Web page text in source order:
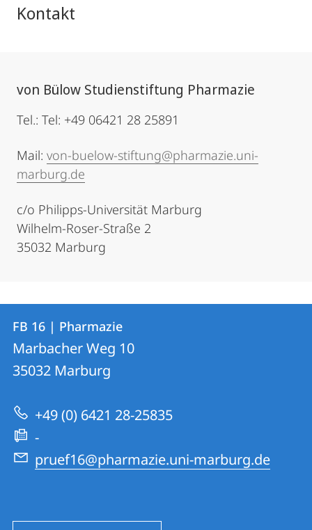
Kontakt
von Bülow Studienstiftung Pharmazie
Tel.: Tel: +49 06421 28 25891
Mail: von-buelow-stiftung@pharmazie.uni-
marburg.de
c/o Philipps-Universität Marburg
Wilhelm-Roser-Straße 2
35032 Marburg
Kontakt
und
Informationen
zur
Website
Kontaktinformationen
FB
16
|
Pharmazie
FB 16 | Pharmazie
Marbacher Weg 10
35032 Marburg
+49 (0) 6421 28-25835
-
pruef16@pharmazie.uni-marburg.de